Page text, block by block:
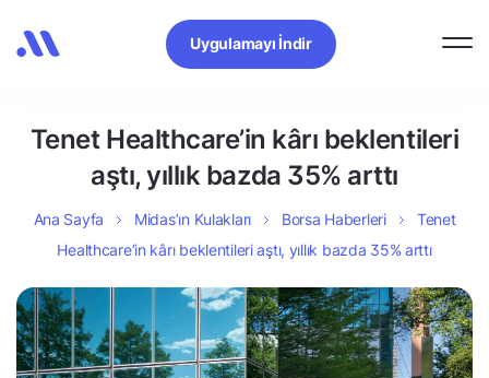
Uygulamayı İndir
Tenet Healthcare’in kârı beklentileri
aştı, yıllık bazda 35% arttı
Ana Sayfa Midas’ın Kulakları Borsa Haberleri
Tenet
Healthcare’in kârı beklentileri aştı, yıllık bazda 35% arttı